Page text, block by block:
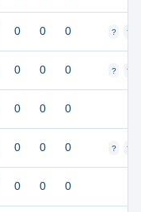
0 0 0 ? ?
0 0 0 ? ?
0 0 0
0 0 0 ? ?
0 0 0